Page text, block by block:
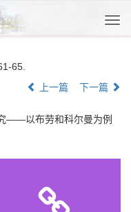
65.
上一篇 下一篇
——以布劳和科尔曼为例